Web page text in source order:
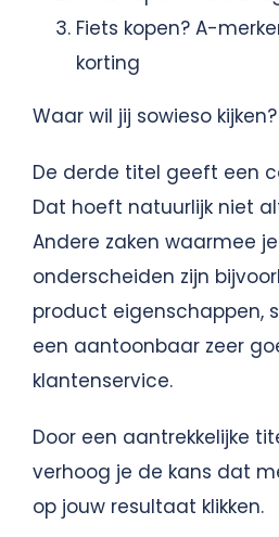
Fiets kopen? A-
korting
Waar wil jij sowieso kijken?
De derde titel geeft een
Dat hoeft natuurlijk niet
Andere zaken waarmee
onderscheiden zijn
product eigenschappen,
een aantoonbaar zeer
klantenservice.
Door een aantrekkelijke
verhoog je de kans dat
op jouw resultaat klikken.